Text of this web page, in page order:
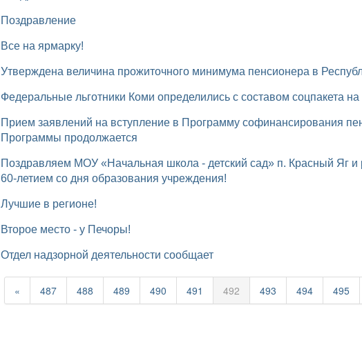
Поздравление
Все на ярмарку!
Утверждена величина прожиточного минимума пенсионера в
Федеральные льготники Коми определились с составом соцпакета
Прием заявлений на вступление в Программу софинансирования пенсий завершен, но действие
Программы продолжается
Поздравляем МОУ «Начальная школа - детский сад» п. Красный Яг и родителей воспитанников с
60-летием со дня образования учреждения!
Лучшие в регионе!
Второе место - у Печоры!
Отдел надзорной деятельности сообщает
« 487 488 489 490 491 492 493 494 495